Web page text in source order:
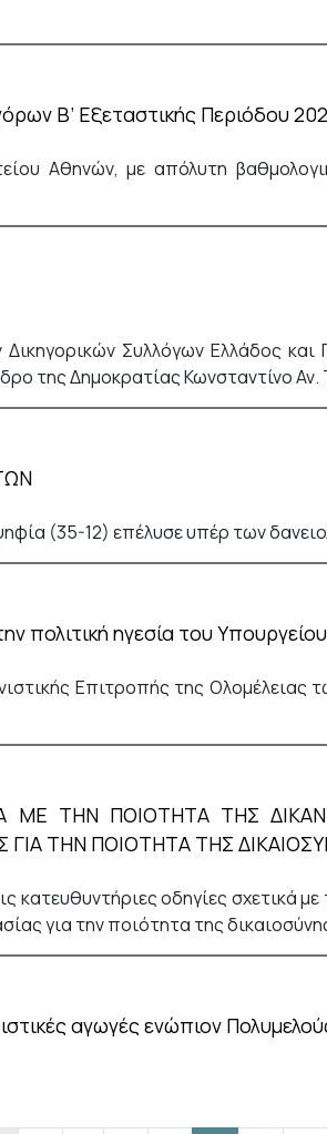
Β’ Εξεταστικής Περιόδου
Αθηνών, με απόλυτη
Συλλόγων Ελλάδος
της Δημοκρατίας Κωνσταντίνο Αν.
(35-12) επέλυσε υπέρ των
πολιτική ηγεσία του
Επιτροπής της
ΜΕ ΤΗΝ ΠΟΙΟΤΗΤΑ ΤΗΣ
ΤΗΝ ΠΟΙΟΤΗΤΑ ΤΗΣ
οδηγίες σχετικά με
για την ποιότητα της
αγωγές ενώπιον